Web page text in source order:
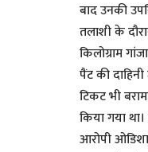
बाद उनकी
तलाशी के
किलोग्राम
पैंट की
टिकट भी
किया गया
आरोपी